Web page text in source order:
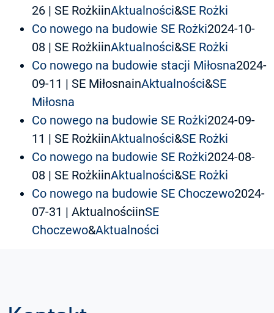
26 | SE RożkiinAktualności&SE Rożki
Co nowego na budowie SE Rożki2024-10-
08 | SE RożkiinAktualności&SE Rożki
Co nowego na budowie stacji Miłosna2024-
09-11 | SE MiłosnainAktualności&SE
Miłosna
Co nowego na budowie SE Rożki2024-09-
11 | SE RożkiinAktualności&SE Rożki
Co nowego na budowie SE Rożki2024-08-
08 | SE RożkiinAktualności&SE Rożki
Co nowego na budowie SE Choczewo2024-
07-31 | AktualnościinSE
Choczewo&Aktualności